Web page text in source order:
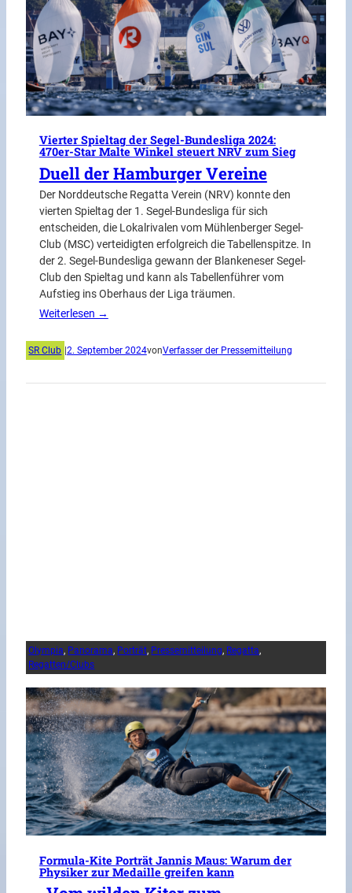
Vierter Spieltag der Segel-Bundesliga 2024:
470er-Star Malte Winkel steuert NRV zum Sieg
Duell der Hamburger Vereine
Der Norddeutsche Regatta Verein (NRV) konnte den
vierten Spieltag der 1. Segel-Bundesliga für sich
entscheiden, die Lokalrivalen vom Mühlenberger Segel-
Club (MSC) verteidigten erfolgreich die Tabellenspitze. In
der 2. Segel-Bundesliga gewann der Blankeneser Segel-
Club den Spieltag und kann als Tabellenführer vom
Aufstieg ins Oberhaus der Liga träumen.
Weiterlesen →
SR Club |2. September 2024vonVerfasser der Pressemitteilung
Olympia, Panorama, Porträt, Pressemitteilung, Regatta
Regatten/Clubs
Formula-Kite Porträt Jannis Maus: Warum der
Physiker zur Medaille greifen kann